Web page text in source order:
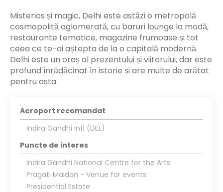
Misterios și magic, Delhi este astăzi o metropolă
cosmopolită aglomerată, cu baruri lounge la modă,
restaurante tematice, magazine frumoase și tot
ceea ce te-ai aștepta de la o capitală modernă.
Delhi este un oraș al prezentului și viitorului, dar este
profund înrădăcinat în istorie și are multe de arătat
pentru asta.
Aeroport recomandat
Indira Gandhi Intl (DEL)
Puncte de interes
Indira Gandhi National Centre for the Arts
Pragati Maidan - Venue for events
Presidential Estate